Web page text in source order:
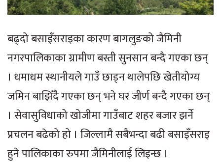
बढ्दो बसाइँसराइका कारण बागलुङको जैमिनी
नगरपालिकाका ग्रामीण बस्ती सुनसान बन्दै गएका छन्
। धमाधम स्थानीयले गाउँ छाड्न थालेपछि खेतीयोग्य
जमिन बाझिँदै गएका छन् भने घर जीर्ण बन्दै गएका छन्
। सेवासुविधाको खोजीमा गाउँबाट शहर बजार झर्ने
प्रचलन बढेको हो । जिल्लामै सबैभन्दा बढी बसाइँसराइ
हुने पालिकाका रुपमा जैमिनीलाई लिइन्छ ।